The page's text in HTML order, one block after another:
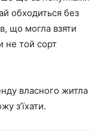
обходиться без
що могла взяти
не той сорт
власного житла
з’їхати.